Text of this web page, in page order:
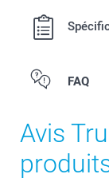
FAQ
Avis